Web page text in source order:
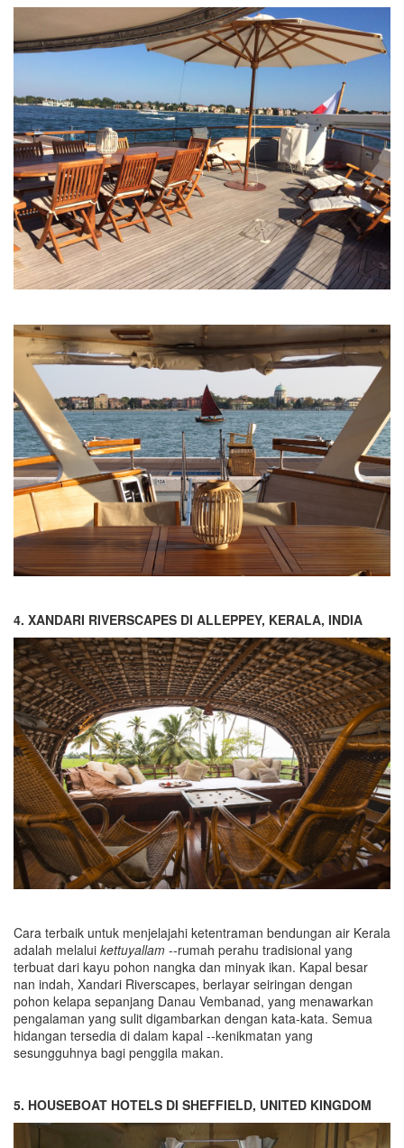
4. XANDARI RIVERSCAPES DI ALLEPPEY, KERALA, INDIA
Cara terbaik untuk menjelajahi ketentraman bendungan air Kerala
adalah melalui kettuyallam --rumah perahu tradisional yang
terbuat dari kayu pohon nangka dan minyak ikan. Kapal besar
nan indah, Xandari Riverscapes, berlayar seiringan dengan
pohon kelapa sepanjang Danau Vembanad, yang menawarkan
pengalaman yang sulit digambarkan dengan kata-kata. Semua
hidangan tersedia di dalam kapal --kenikmatan yang
sesungguhnya bagi penggila makan.
5. HOUSEBOAT HOTELS DI SHEFFIELD, UNITED KINGDOM